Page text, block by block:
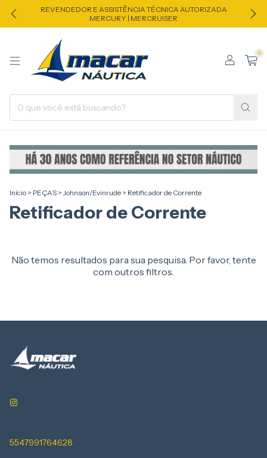
REVENDEDOR E ASSISTÊNCIA TÉCNICA AUTORIZADA
MERCURY | MERCRUISER
0
Início > PEÇAS > Johnson/Evinrude > Retificador de Corrente
Retificador de Corrente
Não temos resultados para sua pesquisa. Por favor, tente
com outros filtros.
5547991764628